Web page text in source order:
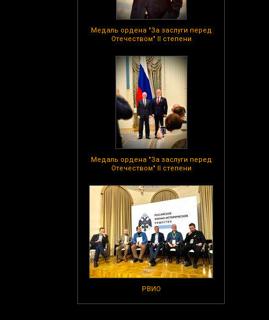
Медаль ордена "За заслуги перед
Отечеством" II степени
Медаль ордена "За заслуги перед
Отечеством" II степени
РВИО